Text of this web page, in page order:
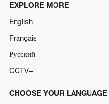
EXPLORE MORE
English
Français
Русский
CCTV+
CHOOSE YOUR LANGUAGE